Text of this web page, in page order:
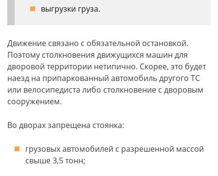
выгрузки груза.
Движение связано с обязательной остановкой.
Поэтому столкновения движущихся машин для
дворовой территории нетипично. Скорее, это будет
наезд на припаркованный автомобиль другого ТС
или велосипедиста либо столкновение с дворовым
сооружением.
Во дворах запрещена стоянка:
грузовых автомобилей с разрешенной массой
свыше 3,5 тонн;